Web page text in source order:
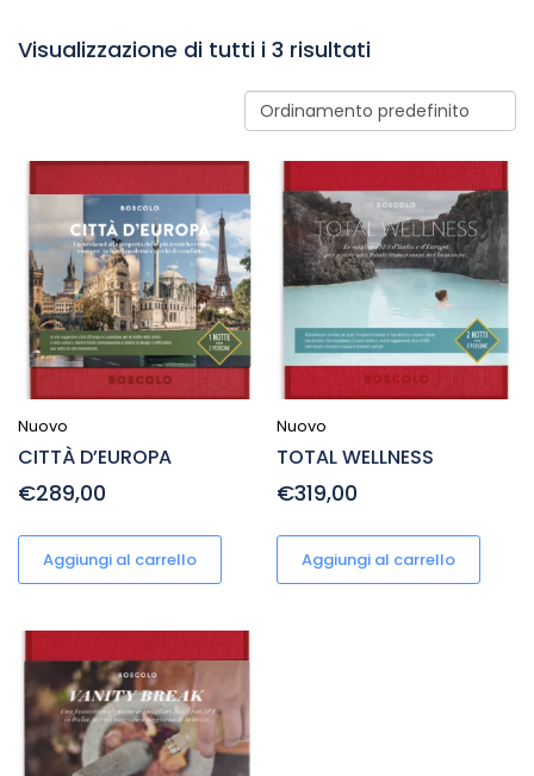
Visualizzazione di tutti i 3 risultati
Nuovo
CITTÀ D’EUROPA
€289,00
Aggiungi al carrello
Nuovo
TOTAL WELLNESS
€319,00
Aggiungi al carrello